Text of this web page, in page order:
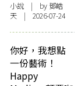
小說 | by 鄧皓
天 | 2026-07-24
你好，我想點
一份藝術！
Happy